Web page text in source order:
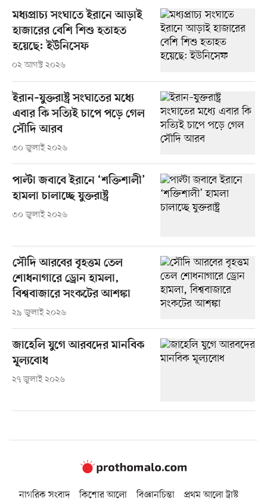
মধ্যপ্রাচ্য সংঘাতে ইরানে আড়াই
হাজারের বেশি শিশু হতাহত
হয়েছে: ইউনিসেফ
০২ আগস্ট ২০২৬
ইরান–যুক্তরাষ্ট্র সংঘাতের মধ্যে
এবার কি সত্যিই চাপে পড়ে গেল
সৌদি আরব
৩০ জুলাই ২০২৬
পাল্টা জবাবে ইরানে ‘শক্তিশালী’
হামলা চালাচ্ছে যুক্তরাষ্ট্র
৩০ জুলাই ২০২৬
সৌদি আরবের বৃহত্তম তেল
শোধনাগারে ড্রোন হামলা,
বিশ্ববাজারে সংকটের আশঙ্কা
২৯ জুলাই ২০২৬
জাহেলি যুগে আরবদের মানবিক
মূল্যবোধ
২৭ জুলাই ২০২৬
নাগরিক সংবাদ কিশোর আলো বিজ্ঞানচিন্তা
প্রথম আলো ট্রাস্ট